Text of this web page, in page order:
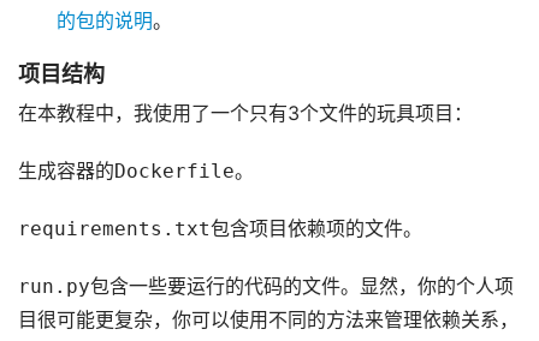
的包的说明。
项目结构
在本教程中，我使用了一个只有3个文件的玩具项目：
生成容器的Dockerfile。
requirements.txt包含项目依赖项的文件。
run.py包含一些要运行的代码的文件。显然，你的个人项
目很可能更复杂，你可以使用不同的方法来管理依赖关系，